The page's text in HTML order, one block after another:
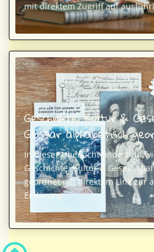
mit direktem Zugriff auf
Geschichte, Kultur &
Glossar alphabetisch
In dieser Übersicht findest du
Geschichte, Kultur &
geordnet mit direktem Link zur
Erklärung.